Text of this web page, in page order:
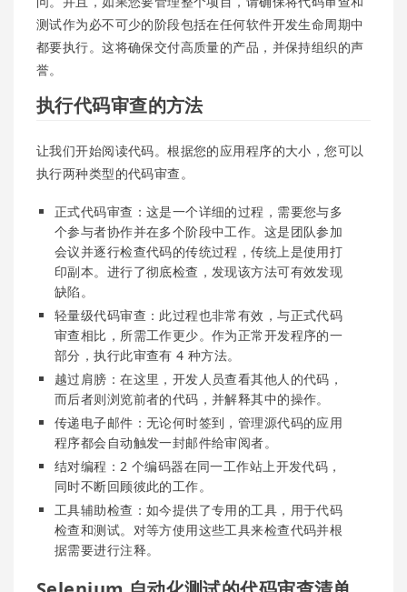
测试作为必不可少的阶段包括在任何软件开发生命周期中
都要执行。这将确保交付高质量的产品，并保持组织的声
誉。
执行代码审查的方法
让我们开始阅读代码。根据您的应用程序的大小，您可以
执行两种类型的代码审查。
正式代码审查：这是一个详细的过程，需要您与多
个参与者协作并在多个阶段中工作。这是团队参加
会议并逐行检查代码的传统过程，传统上是使用打
印副本。进行了彻底检查，发现该方法可有效发现
缺陷。
轻量级代码审查：此过程也非常有效，与正式代码
审查相比，所需工作更少。作为正常开发程序的一
部分，执行此审查有 4 种方法。
越过肩膀：在这里，开发人员查看其他人的代码，
而后者则浏览前者的代码，并解释其中的操作。
传递电子邮件：无论何时签到，管理源代码的应用
程序都会自动触发一封邮件给审阅者。
结对编程：2 个编码器在同一工作站上开发代码，
同时不断回顾彼此的工作。
工具辅助检查：如今提供了专用的工具，用于代码
检查和测试。对等方使用这些工具来检查代码并根
据需要进行注释。